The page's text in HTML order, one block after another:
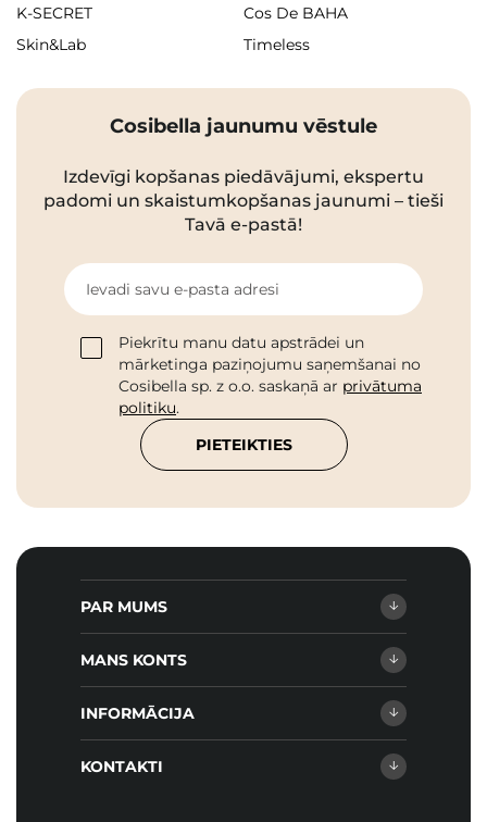
K-SECRET
Cos De BAHA
Skin&Lab
Timeless
Cosibella jaunumu vēstule
Izdevīgi kopšanas piedāvājumi, ekspertu
padomi un skaistumkopšanas jaunumi – tieši
Tavā e-pastā!
Ievadi savu e-pasta adresi
Piekrītu manu datu apstrādei un
mārketinga paziņojumu saņemšanai no
Cosibella sp. z o.o. saskaņā ar privātuma
politiku.
PIETEIKTIES
PAR MUMS
MANS KONTS
INFORMĀCIJA
KONTAKTI